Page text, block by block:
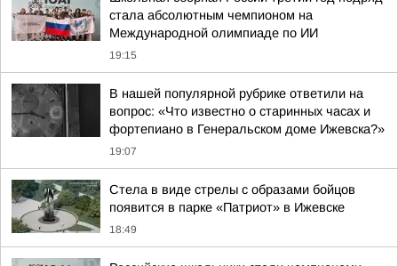
стала абсолютным чемпионом на
Международной олимпиаде по ИИ
19:15
В нашей популярной рубрике ответили на
вопрос: «Что известно о старинных часах и
фортепиано в Генеральском доме Ижевска?»
19:07
Стела в виде стрелы с образами бойцов
появится в парке «Патриот» в Ижевске
18:49